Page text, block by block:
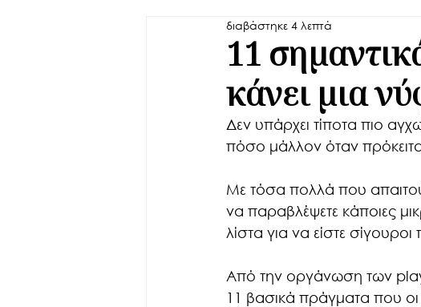
Tips | Προτάσεις | Συμβουλές
11
κάνει μια
διαβάστηκε 4 λεπτά
Δεν υπάρχει τίποτα πιο
πόσο μάλλον όταν
Με τόσα πολλά που
να παραβλέψετε κάποιες
λίστα για να είστε
Από την οργάνωση των
11 βασικά πράγματα που